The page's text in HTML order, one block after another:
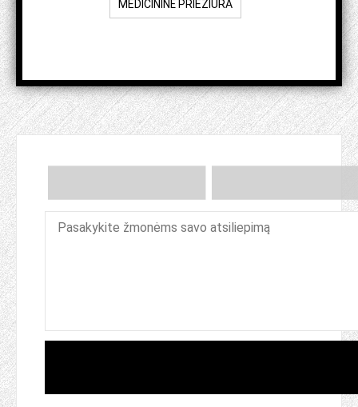
MEDICININĖ PRIEŽIŪRA